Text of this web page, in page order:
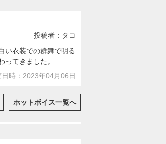
投稿者：タコ
い衣装での群舞で明る
てきました。
日時：2023年04月06日
ホットボイス一覧へ